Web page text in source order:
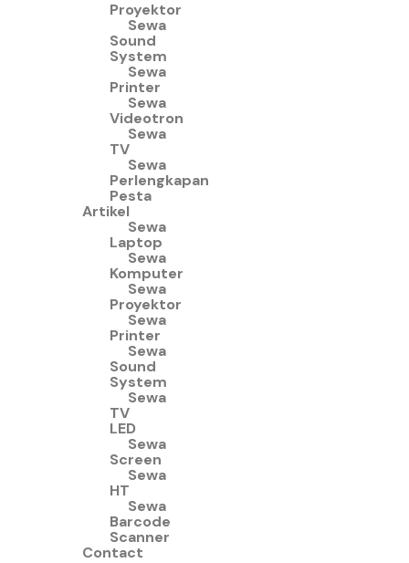
Proyektor
Sewa
Sound
System
Sewa
Printer
Sewa
Videotron
Sewa
TV
Sewa
Perlengkapan
Pesta
Artikel
Sewa
Laptop
Sewa
Komputer
Sewa
Proyektor
Sewa
Printer
Sewa
Sound
System
Sewa
TV
LED
Sewa
Screen
Sewa
HT
Sewa
Barcode
Scanner
Contact